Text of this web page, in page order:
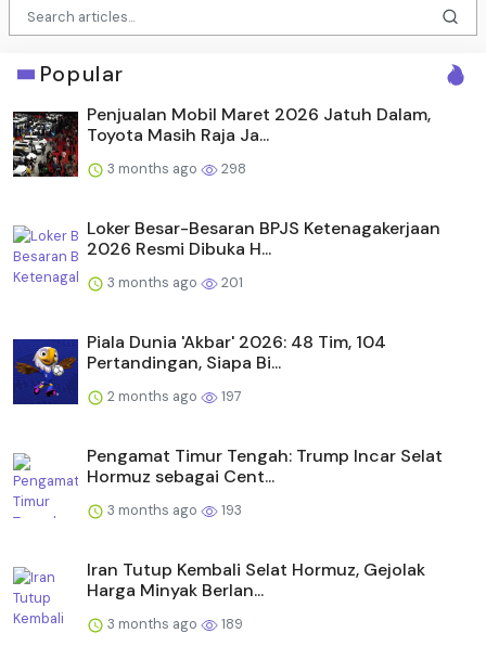
Popular
Penjualan Mobil Maret 2026 Jatuh Dalam,
Toyota Masih Raja Ja...
3 months ago 298
Loker Besar-Besaran BPJS Ketenagakerjaan
2026 Resmi Dibuka H...
3 months ago 201
Piala Dunia 'Akbar' 2026: 48 Tim, 104
Pertandingan, Siapa Bi...
2 months ago 197
Pengamat Timur Tengah: Trump Incar Selat
Hormuz sebagai Cent...
3 months ago 193
Iran Tutup Kembali Selat Hormuz, Gejolak
Harga Minyak Berlan...
3 months ago 189